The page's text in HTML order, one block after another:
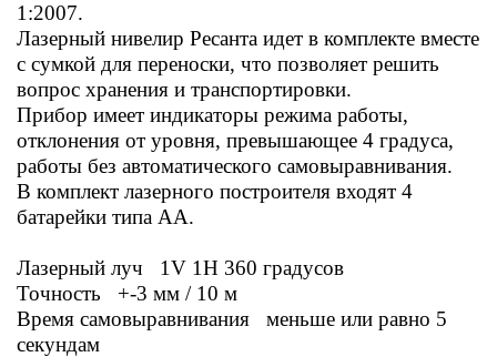
1:2007.
Лазерный нивелир Ресанта идет в комплекте вместе
с сумкой для переноски, что позволяет решить
вопрос хранения и транспортировки.
Прибор имеет индикаторы режима работы,
отклонения от уровня, превышающее 4 градуса,
работы без автоматического самовыравнивания.
В комплект лазерного построителя входят 4
батарейки типа АА.
Лазерный луч 1V 1H 360 градусов
Точность +-3 мм / 10 м
Время самовыравнивания меньше или равно 5
секундам